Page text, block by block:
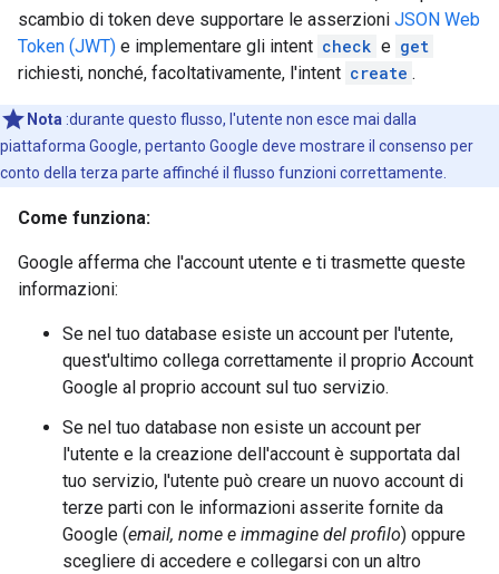
scambio di token deve supportare le asserzioni JSON Web
Token (JWT) e implementare gli intent check e get
richiesti, nonché, facoltativamente, l'intent create .
Nota :durante questo flusso, l'utente non esce mai dalla
piattaforma Google, pertanto Google deve mostrare il consenso per
conto della terza parte affinché il flusso funzioni correttamente.
Come funziona:
Google afferma che l'account utente e ti trasmette queste
informazioni:
Se nel tuo database esiste un account per l'utente,
quest'ultimo collega correttamente il proprio Account
Google al proprio account sul tuo servizio.
Se nel tuo database non esiste un account per
l'utente e la creazione dell'account è supportata dal
tuo servizio, l'utente può creare un nuovo account di
terze parti con le informazioni asserite fornite da
Google (email, nome e immagine del profilo) oppure
scegliere di accedere e collegarsi con un altro